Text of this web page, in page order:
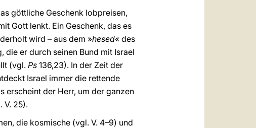
göttliche Geschenk lobpreisen,
Gott lenkt. Ein Geschenk, das es
wird – aus dem »hesed« des
die er durch seinen Bund mit Israel
(vgl. Ps 136,23). In der Zeit der
Israel immer die rettende
erscheint der Herr, um der ganzen
V. 25).
die kosmische (vgl. V. 4–9) und